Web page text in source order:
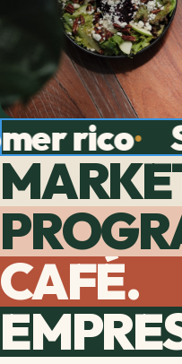
rico●
CAFÉ.